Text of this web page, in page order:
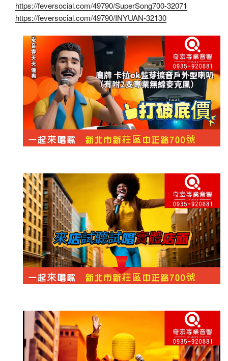
https://feversocial.com/49790/SuperSong700-32071
https://feversocial.com/49790/INYUAN-32130